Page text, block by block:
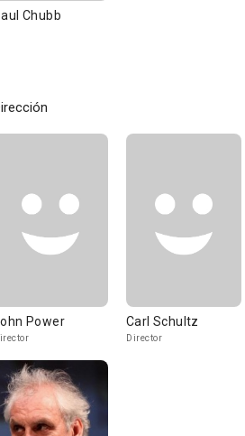
Chubb
Power Carl Schultz
Director